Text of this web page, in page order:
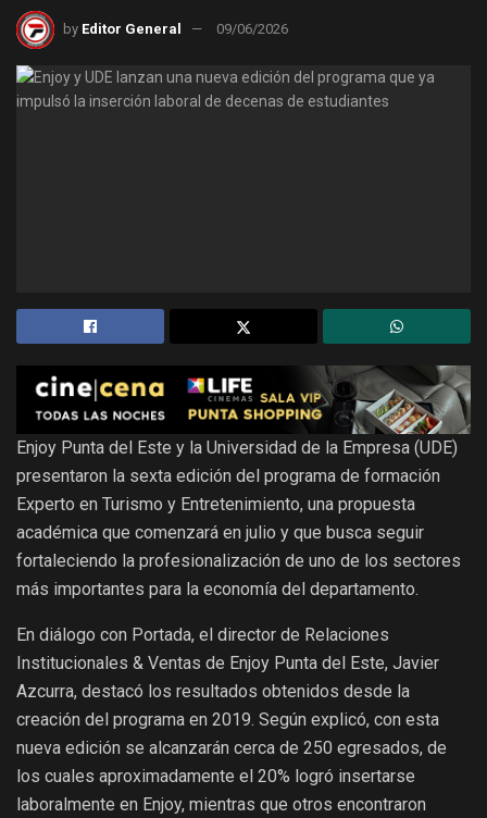
by Editor General 09/06/2026
Enjoy Punta del Este y la Universidad de la Empresa (UDE)
presentaron la sexta edición del programa de formación
Experto en Turismo y Entretenimiento, una propuesta
académica que comenzará en julio y que busca seguir
fortaleciendo la profesionalización de uno de los sectores
más importantes para la economía del departamento.
En diálogo con Portada, el director de Relaciones
Institucionales & Ventas de Enjoy Punta del Este, Javier
Azcurra, destacó los resultados obtenidos desde la
creación del programa en 2019. Según explicó, con esta
nueva edición se alcanzarán cerca de 250 egresados, de
los cuales aproximadamente el 20% logró insertarse
laboralmente en Enjoy, mientras que otros encontraron